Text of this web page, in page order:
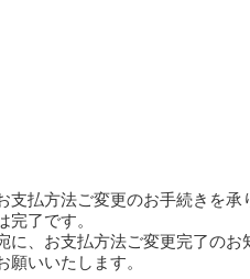
支払方法ご変更のお手続きを承
完了です。
に、お支払方法ご変更完了のお
願いいたします。